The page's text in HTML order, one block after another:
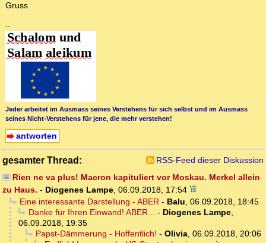
Gruss
--
Jeder arbeitet im Ausmass seines Verstehens für sich selbst und im Ausmass
seines Nicht-Verstehens für jene, die mehr verstehen!
antworten
gesamter Thread:
RSS-Feed dieser Diskussion
Rien ne va plus! Macron kapituliert vor Moskau. Merkel allein
zu Haus. - Diogenes Lampe, 06.09.2018, 17:54
Eine interessante Darstellung - ABER- Balu, 06.09.2018, 18:45
Danke für Ihren Einwand! ABER... - Diogenes Lampe,
06.09.2018, 19:35
Papst-Dämmerung - Hoffentlich! - Olivia, 06.09.2018, 20:06